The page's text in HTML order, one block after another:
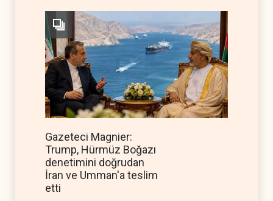
Gazeteci Magnier:
Trump, Hürmüz Boğazı
denetimini doğrudan
İran ve Umman'a teslim
etti